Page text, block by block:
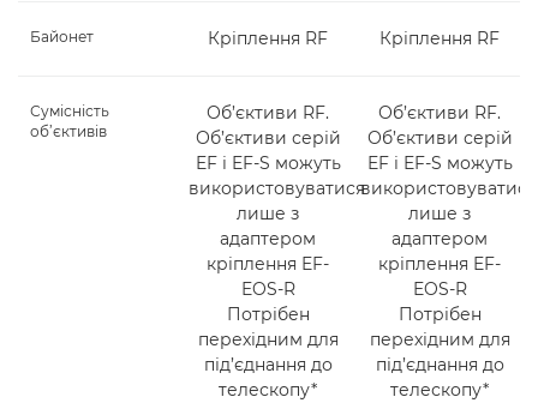
Байонет Кріплення RF Кріплення RF
Сумісність
об’єктивів
Об’єктиви RF.
Об’єктиви серій
EF і EF-S можуть
використовуватися
лише з
адаптером
кріплення EF-
EOS-R
Потрібен
перехідним для
під’єднання до
телескопу*
Об’єктиви RF.
Об’єктиви серій
EF і EF-S можуть
використовуватися
лише з
адаптером
кріплення EF-
EOS-R
Потрібен
перехідним для
під’єднання до
телескопу*